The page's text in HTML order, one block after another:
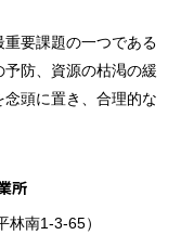
要課題の一つである
防、資源の枯渇の緩
頭に置き、合理的な
所
林南1-3-65）